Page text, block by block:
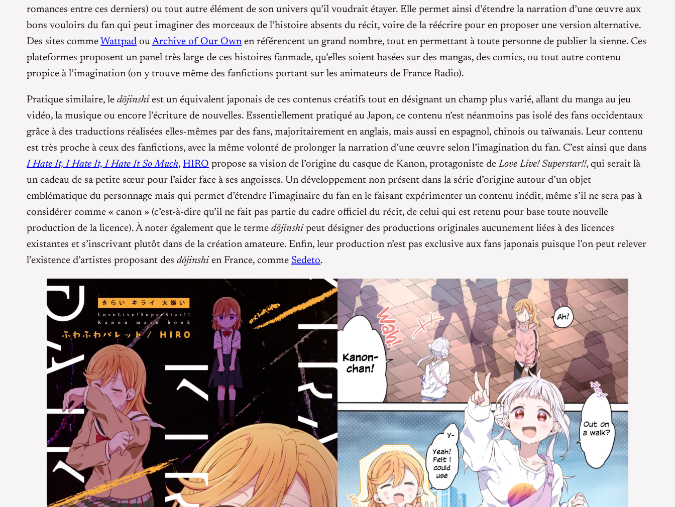
romances entre ces derniers) ou tout autre élément de son univers qu’il voudrait étayer. Elle permet ainsi d’étendre la narration d’une œuvre aux
bons vouloirs du fan qui peut imaginer des morceaux de l’histoire absents du récit, voire de la réécrire pour en proposer une version alternative.
Des sites comme Wattpad ouArchive of Our Ownen référencent un grand nombre, tout en permettant à toute personne de publier la sienne. Ces
plateformes proposent un panel très large de ces histoires fanmade, qu’elles soient basées sur des mangas, des comics, ou tout autre contenu
propice à l’imagination (on y trouve même des fanfictions portant sur les animateurs de France Radio).
Pratique similaire, ledōjinshi est un équivalent japonais de ces contenus créatifs tout en désignant un champ plus varié, allant du manga au jeu
vidéo, la musique ou encore l’écriture de nouvelles. Essentiellement pratiqué au Japon, ce contenu n’est néanmoins pas isolé des fans occidentaux
grâce à des traductions réalisées elles-mêmes par des fans, majoritairement en anglais, mais aussi en espagnol, chinois ou taïwanais. Leur contenu
est très proche à ceux des fanfictions, avec la même volonté de prolonger la narration d’une œuvre selon l’imagination du fan. C’est ainsi que dans
I Hate It, I Hate It, I Hate It So Much, HIRO propose sa vision de l’origine du casque de Kanon, protagoniste deLove Live! Superstar!!, qui serait là
un cadeau de sa petite sœur pour l’aider face à ses angoisses. Un développement non présent dans la série d’origine autour d’un objet
emblématique du personnage mais qui permet d’étendre l’imaginaire du fan en le faisant expérimenter un contenu inédit, même s’il ne sera pas à
considérer comme « canon » (c’est-à-dire qu’il ne fait pas partie du cadre officiel du récit, de celui qui est retenu pour base toute nouvelle
production de la licence). À noter également que le termedōjinshi peut désigner des productions originales aucunement liées à des licences
existantes et s’inscrivant plutôt dans de la création amateure. Enfin, leur production n’est pas exclusive aux fans japonais puisque l’on peut relever
l’existence d’artistes proposant desdōjinshi en France, comme Sedeto.